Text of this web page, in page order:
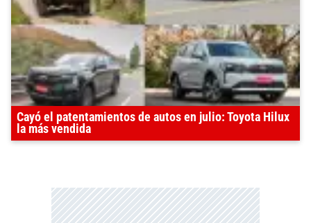
Cayó el patentamientos de autos en julio: Toyota Hilux
la más vendida